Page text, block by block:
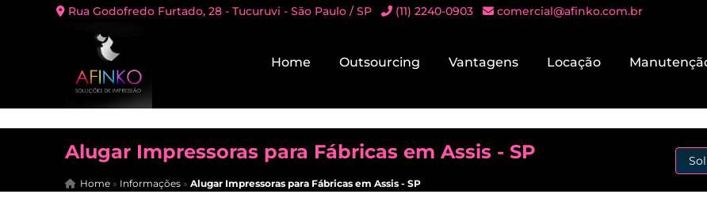
Rua Godofredo Furtado, 28 - Tucuruvi - São Paulo / SP (11) 2240-0903 comercial@afinko.com.br
Home Outsourcing Vantagens Locação
Alugar Impressoras para Fábricas em Assis - SP
Home » Informações »Alugar Impressoras para Fábricas em Assis - SP